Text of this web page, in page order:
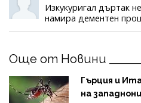
Изкукуригал дъртак
намира дементен
Още от Новини
Гърция и
на